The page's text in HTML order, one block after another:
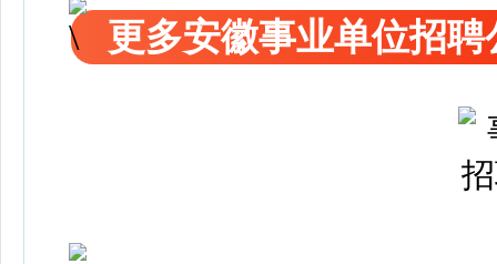
更多安徽事业单位招聘